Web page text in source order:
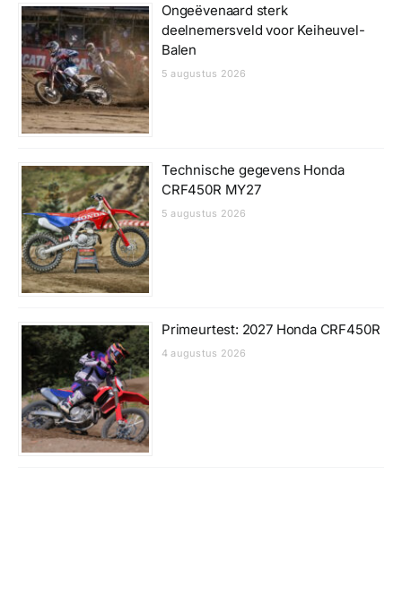
Ongeëvenaard sterk
deelnemersveld voor Keiheuvel-
Balen
5 augustus 2026
Technische gegevens Honda
CRF450R MY27
5 augustus 2026
Primeurtest: 2027 Honda CRF450R
4 augustus 2026